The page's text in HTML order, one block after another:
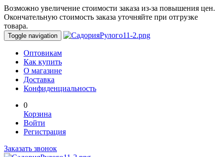
Возможно увеличение стоимости заказа из-за повышения цен.
Окончательную стоимость заказа уточняйте при отгрузке
товара.
Toggle navigation
Оптовикам
Как купить
О магазине
Доставка
Конфиденциальность
0
Корзина
Войти
Регистрация
Заказать звонок